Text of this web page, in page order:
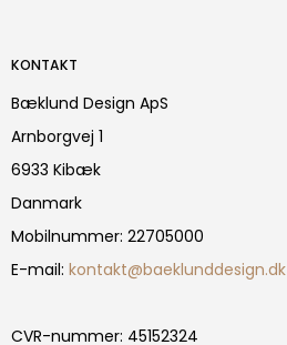
KONTAKT
Bæklund Design ApS
Arnborgvej 1
6933 Kibæk
Danmark
Mobilnummer: 22705000
E-mail: kontakt@baeklunddesign.dk
CVR-nummer: 45152324